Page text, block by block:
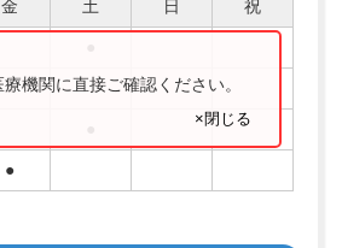
金 土 日 祝
●
●
機関に直接ご確認ください。
×閉じる